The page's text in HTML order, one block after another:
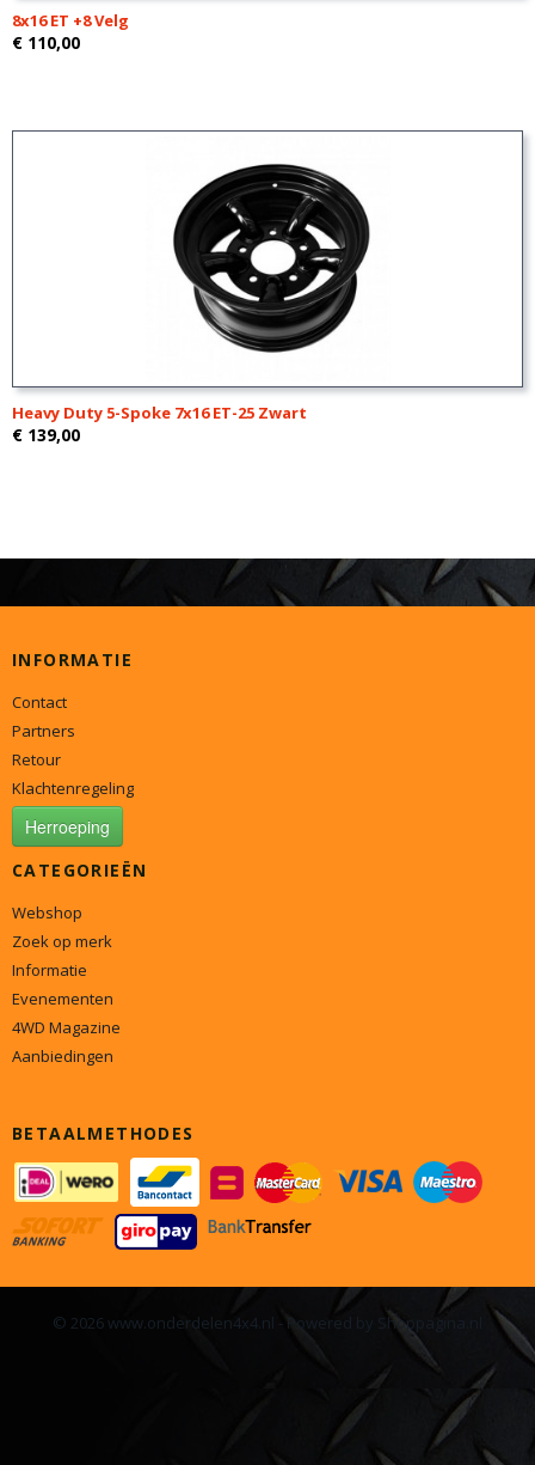
8x16 ET +8 Velg
€ 110,00
Heavy Duty 5-Spoke 7x16 ET-25 Zwart
€ 139,00
INFORMATIE
Contact
Partners
Retour
Klachtenregeling
Herroeping
CATEGORIEËN
Webshop
Zoek op merk
Informatie
Evenementen
4WD Magazine
Aanbiedingen
BETAALMETHODES
© 2026 www.onderdelen4x4.nl - Powered by Shoppagina.nl